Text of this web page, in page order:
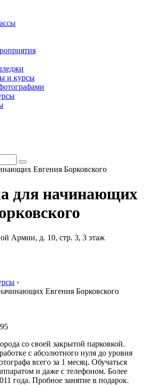
и курсы
для начинающих
Армии, д. 10, стр. 3, 3 этаж
›
Евгения Борковского
со своей закрытой парковкой.
с абсолютного нуля до уровня
всего за 1 месяц. Обучаться
и даже с телефоном. Более
года. Пробное занятие в подарок.